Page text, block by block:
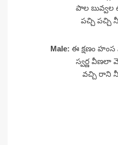
పాల
పచ్చి పచ్చి
Male: ఈ క్షణం
స్వర్ణ
వచ్చి రాని